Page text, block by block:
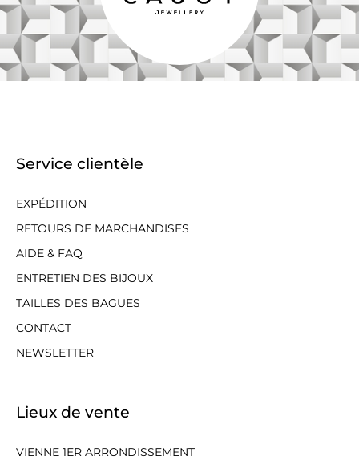
Service clientèle
EXPÉDITION
RETOURS DE MARCHANDISES
AIDE & FAQ
ENTRETIEN DES BIJOUX
TAILLES DES BAGUES
CONTACT
NEWSLETTER
Lieux de vente
VIENNE 1ER ARRONDISSEMENT